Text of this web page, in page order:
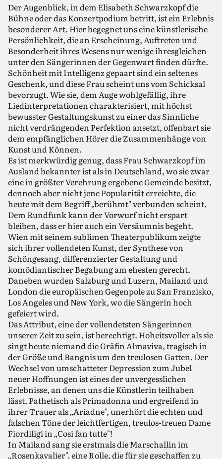
Der Augenblick, in dem Elisabeth Schwarzkopf die
Bühne oder das Konzertpodium betritt, ist ein Erlebnis
besonderer Art. Hier begegnet uns eine künstlerische
Persönlichkeit, die an Erscheinung, Auftreten und
Besonderheit ihres Wesens nur wenige ihresgleichen
unter den Sängerinnen der Gegenwart finden dürfte.
Schönheit mit Intelligenz gepaart sind ein seltenes
Geschenk, und diese Frau scheint uns vom Schicksal
bevorzugt. Wie sie, dem Auge wohlgefällig, ihre
Liedinterpretationen charakterisiert, mit höchst
bewusster Gestaltungskunst zu einer das Sinnliche
nicht verdrängenden Perfektion ansetzt, offenbart sie
dem empfänglichen Hörer die Zusammenhänge von
Kunst und Können.
Es ist merkwürdig genug, dass Frau Schwarzkopf im
Ausland bekannter ist als in Deutschland, wo sie zwar
eine in größter Verehrung ergebene Gemeinde besitzt,
dennoch aber nicht jene Popularität erreichte, die
heute mit dem Begriff „berühmt" verbunden scheint.
Dem Rundfunk kann der Vorwurf nicht erspart
bleiben, dass er hier auch ein Versäumnis begeht.
Wien mit seinem sublimen Theaterpublikum zeigte
sich ihrer vollendeten Kunst, der Synthese von
Schöngesang, differenzierter Gestaltung und
komödiantischer Begabung am ehesten gerecht.
Daneben wurden Salzburg und Luzern, Mailand und
London die europäischen Gegenpole zu San Franzisko,
Los Angeles und New York, wo die Sängerin hoch
gefeiert wird.
Das Attribut, eine der vollendetsten Sängerinnen
unserer Zeit zu sein, ist berechtigt. Hoheitsvoller als sie
singt heute niemand die Gräfin Almaviva, tragisch in
der Größe und Bangnis um den treulosen Gatten. Der
Wechsel von umschatteter Depression zum Jubel
neuer Hoffnungen ist eines der unvergesslichen
Erlebnisse, an denen uns die Künstlerin teilhaben
lässt. Pathetisch als Primadonna und ergreifend in
ihrer Trauer als „Ariadne", unerhört die echten und
falschen Töne der leichtfertigen, treulos-treuen Dame
Fiordiligi in „Cosi fan tutte"!
In Mailand sang sie erstmals die Marschallin im
„Rosenkavalier", eine Rolle, die für sie geschaffen zu